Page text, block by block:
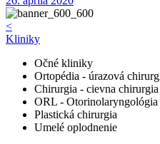
<
Kliniky
Očné kliniky
Ortopédia - úrazová
Chirurgia - cievna chirurgia
ORL - Otorinolaryngológia
Plastická chirurgia
Umelé oplodnenie